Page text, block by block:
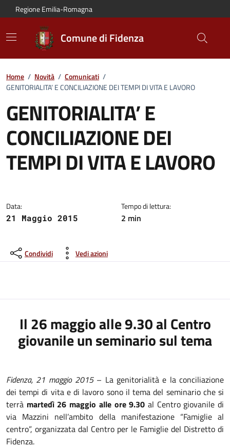
Vai al contenuto principale
Vai alla navigazione del sito
Vai al piede di pagina
Regione Emilia-Romagna
Comune di Fidenza
Home / Novità / Comunicati /
GENITORIALITA’ E CONCILIAZIONE DEI TEMPI DI VITA E LAVORO
GENITORIALITA’ E
CONCILIAZIONE DEI
TEMPI DI VITA E LAVORO
Data:
21 Maggio 2015
Tempo di lettura:
2 min
Condividi Vedi azioni
Il 26 maggio alle 9.30 al Centro
giovanile un seminario sul tema
Fidenza, 21 maggio 2015 – La genitorialità e la conciliazione
dei tempi di vita e di lavoro sono il tema del seminario che si
terrà martedì 26 maggio alle ore 9.30 al Centro giovanile di
via Mazzini nell’ambito della manifestazione “Famiglie al
centro”, organizzata dal Centro per le Famiglie del Distretto di
Fidenza.